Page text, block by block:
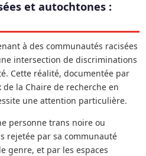
et autochtones :
à des communautés racisées
intersection de discriminations
Cette réalité, documentée par
la Chaire de recherche en
une attention particulière.
personne trans noire ou
rejetée par sa communauté
genre, et par les espaces